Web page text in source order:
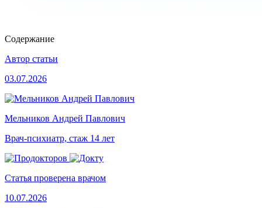
Содержание
Автор статьи
03.07.2026
Мельников Андрей Павлович
Врач-психиатр, стаж 14 лет
Статья проверена врачом
10.07.2026